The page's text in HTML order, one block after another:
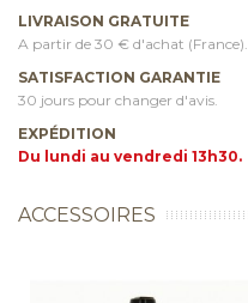
LIVRAISON GRATUITE
A partir de 30 € d'achat (France).
SATISFACTION GARANTIE
30 jours pour changer d'avis.
EXPÉDITION
Du lundi au vendredi 13h30.
ACCESSOIRES